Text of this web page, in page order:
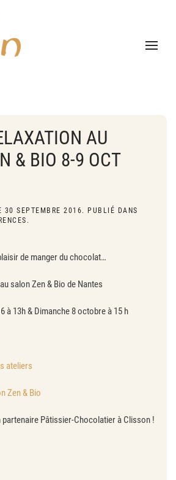
AU
& BIO 8-9 OCT
30 SEPTEMBRE 2016. PUBLIÉ DANS
.
de manger du chocolat…
salon Zen & Bio de Nantes
à 13h & Dimanche 8 octobre à 15 h
ateliers
Zen & Bio
partenaire Pâtissier-Chocolatier à Clisson !